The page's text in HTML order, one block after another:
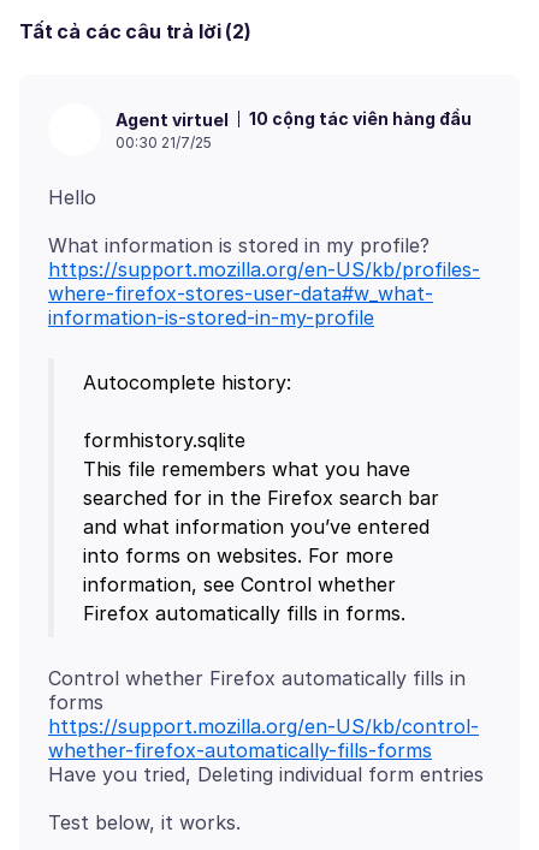
Tất cả các câu trả lời (2)
Agent virtuel 10 cộng tác viên hàng đầu
00:30 21/7/25
https://support.mozilla.org/en-US/kb/profiles-
where-firefox-stores-user-data#w_what-
information-is-stored-in-my-profile
Autocomplete history:
formhistory.sqlite
This file remembers what you have
searched for in the Firefox search bar
and what information you’ve entered
into forms on websites. For more
information, see Control whether
Firefox automatically fills in forms.
Control whether Firefox automatically fills in
https://support.mozilla.org/en-US/kb/control-
whether-firefox-automatically-fills-forms